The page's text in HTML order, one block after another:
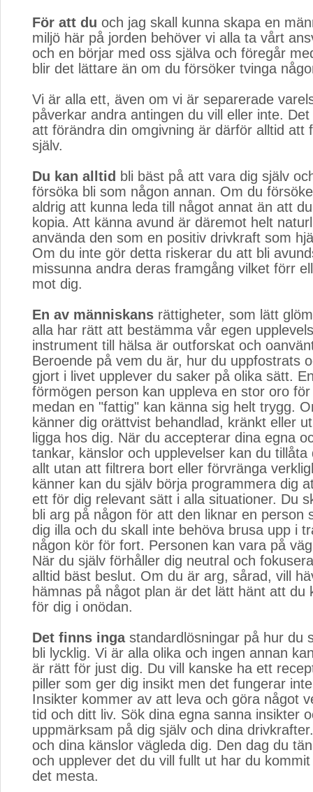
För att du och jag skall kunna skapa en
miljö här på jorden behöver vi alla ta vårt
och en börjar med oss själva och föregår
blir det lättare än om du försöker tvinga
Vi är alla ett, även om vi är separerade
påverkar andra antingen du vill eller inte.
att förändra din omgivning är därför alltid att
själv.
Du kan alltid bli bäst på att vara dig själv
försöka bli som någon annan. Om du
aldrig att kunna leda till något annat än att
kopia. Att känna avund är däremot helt
använda den som en positiv drivkraft som
Om du inte gör detta riskerar du att bli
missunna andra deras framgång vilket förr
mot dig.
En av människans rättigheter, som lätt
alla har rätt att bestämma vår egen
instrument till hälsa är outforskat och
Beroende på vem du är, hur du uppfostrats
gjort i livet upplever du saker på olika sätt.
förmögen person kan uppleva en stor oro
medan en "fattig" kan känna sig helt trygg.
känner dig orättvist behandlad, kränkt eller
ligga hos dig. När du accepterar dina egna
tankar, känslor och upplevelser kan du tillåta
allt utan att filtrera bort eller förvränga
känner kan du själv börja programmera dig
ett för dig relevant sätt i alla situationer. Du
bli arg på någon för att den liknar en person
dig illa och du skall inte behöva brusa upp i
någon kör för fort. Personen kan vara på
När du själv förhåller dig neutral och
alltid bäst beslut. Om du är arg, sårad, vill
hämnas på något plan är det lätt hänt att du
för dig i onödan.
Det finns ingastandardlösningar på hur du
bli lycklig. Vi är alla olika och ingen annan
är rätt för just dig. Du vill kanske ha ett
piller som ger dig insikt men det fungerar
Insikter kommer av att leva och göra något
tid och ditt liv. Sök dina egna sanna insikter
uppmärksam på dig själv och dina
och dina känslor vägleda dig. Den dag du
och upplever det du vill fullt ut har du
det mesta.